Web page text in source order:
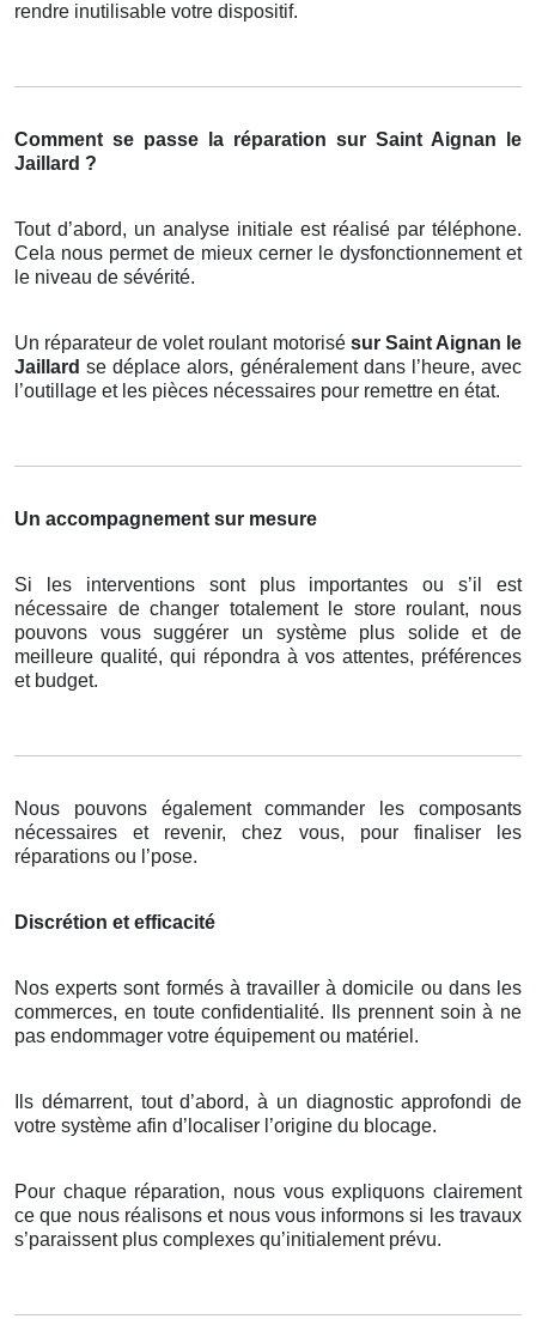
rendre inutilisable votre dispositif.
Comment se passe la réparation sur Saint Aignan le
Jaillard ?
Tout d’abord, un analyse initiale est réalisé par téléphone.
Cela nous permet de mieux cerner le dysfonctionnement et
le niveau de sévérité.
Un réparateur de volet roulant motorisé sur Saint Aignan le
Jaillardse déplace alors, généralement dans l’heure, avec
l’outillage et les pièces nécessaires pour remettre en état.
Un accompagnement sur mesure
Si les interventions sont plus importantes ou s’il est
nécessaire de changer totalement le store roulant, nous
pouvons vous suggérer un système plus solide et de
meilleure qualité, qui répondra à vos attentes, préférences
et budget.
Nous pouvons également commander les composants
nécessaires et revenir, chez vous, pour finaliser les
réparations ou l’pose.
Discrétion et efficacité
Nos experts sont formés à travailler à domicile ou dans les
commerces, en toute confidentialité. Ils prennent soin à ne
pas endommager votre équipement ou matériel.
Ils démarrent, tout d’abord, à un diagnostic approfondi de
votre système afin d’localiser l’origine du blocage.
Pour chaque réparation, nous vous expliquons clairement
ce que nous réalisons et nous vous informons si les travaux
s’paraissent plus complexes qu’initialement prévu.